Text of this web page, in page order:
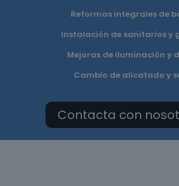
Reformas integrales de
Instalación de sanitarios y
Mejoras de iluminación y
Cambio de alicatado y
Contacta con